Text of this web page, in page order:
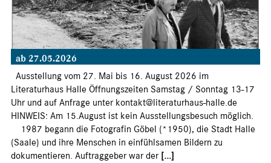
ab 27.05.2026
Ausstellung vom 27. Mai bis 16. August 2026 im
Literaturhaus Halle Öffnungszeiten Samstag / Sonntag 13-17
Uhr und auf Anfrage unter kontakt@literaturhaus-halle.de
HINWEIS: Am 15.August ist kein Ausstellungsbesuch möglich.
1987 begann die Fotografin Göbel (*1950), die Stadt Halle
(Saale) und ihre Menschen in einfühlsamen Bildern zu
dokumentieren. Auftraggeber war der [...]